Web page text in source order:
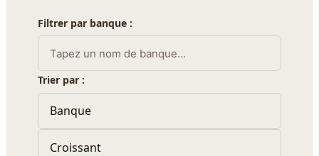
Filtrer par banque :
Trier par :